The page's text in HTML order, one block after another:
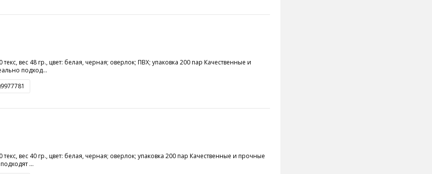
вес 48 гр., цвет: белая, черная; оверлок; ПВХ; упаковка 200 пар Качественные и
подход...
вес 40 гр., цвет: белая, черная; оверлок; упаковка 200 пар Качественные и прочные
...